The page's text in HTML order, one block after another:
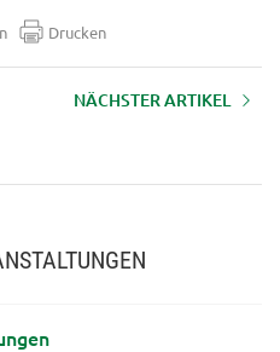
Drucken
NÄCHSTER ARTIKEL